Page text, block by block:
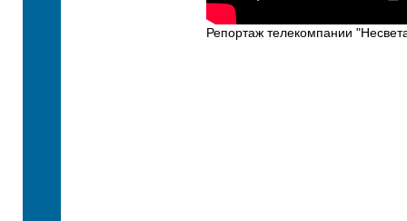
Репортаж телекомпании